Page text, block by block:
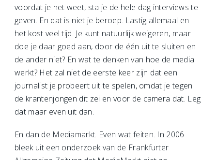
voordat je het weet, sta je de hele dag interviews te
geven. En dat is niet je beroep. Lastig allemaal en
het kost veel tijd. Je kunt natuurlijk weigeren, maar
doe je daar goed aan, door de één uit te sluiten en
de ander niet? En wat te denken van hoe de media
werkt? Het zal niet de eerste keer zijn dat een
journalist je probeert uit te spelen, omdat je tegen
de krantenjongen dit zei en voor de camera dat. Leg
dat maar even uit dan.
En dan de Mediamarkt. Even wat feiten. In 2006
bleek uit een onderzoek van de Frankfurter